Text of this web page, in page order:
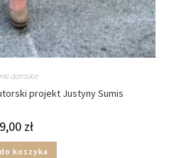
damskie
projekt Justyny Sumis
zł
koszyka